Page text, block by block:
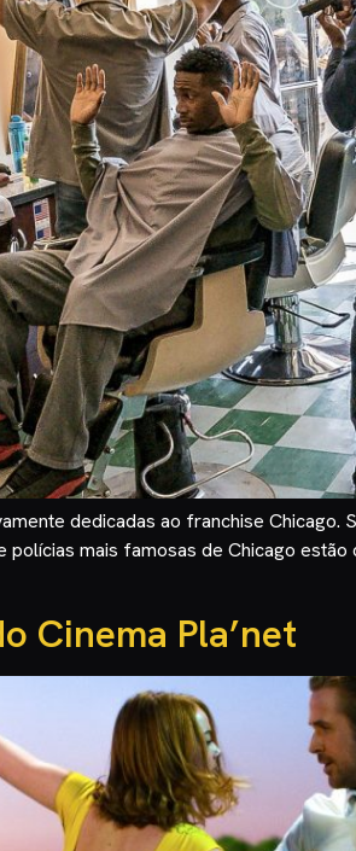
dedicadas ao franchise Chicago.
polícias mais famosas de Chicago
Cinema Pla’net